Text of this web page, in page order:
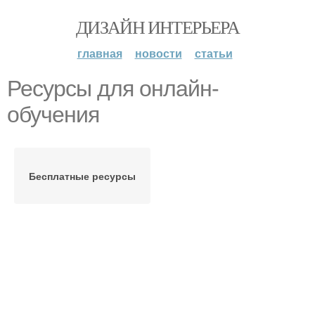
ДИЗАЙН ИНТЕРЬЕРА
главная новости статьи
Ресурсы для онлайн-
обучения
Бесплатные ресурсы